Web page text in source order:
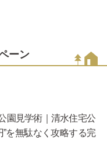
ーン
園見学術｜清水住宅公
”を無駄なく攻略する完